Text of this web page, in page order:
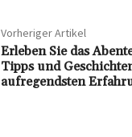
Vorheriger Artikel
Erleben Sie das
Tipps und
aufregendsten